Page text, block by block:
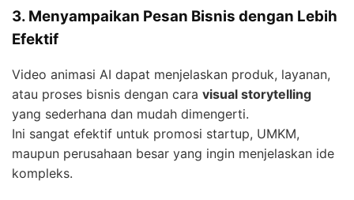
3. Menyampaikan Pesan Bisnis dengan Lebih
Efektif
Video animasi AI dapat menjelaskan produk, layanan,
atau proses bisnis dengan cara visual storytelling
yang sederhana dan mudah dimengerti.
Ini sangat efektif untuk promosi startup, UMKM,
maupun perusahaan besar yang ingin menjelaskan ide
kompleks.